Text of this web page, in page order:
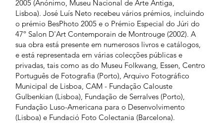
2005 (Anónimo, Museu Nacional de Arte Antiga,
Lisboa). José Luís Neto recebeu vários prémios, incluindo
o prémio BesPhoto 2005 e o Prémio Especial do Júri do
47º Salon D'Art Contemporain de Montrouge (2002). A
sua obra está presente em numerosos livros e catálogos,
e está representada em várias colecções públicas e
privadas, tais como as do Museu Folkwang, Essen, Centro
Português de Fotografia (Porto), Arquivo Fotográfico
Municipal de Lisboa, CAM - Fundação Calouste
Gulbenkian (Lisboa), Fundação de Serralves (Porto),
Fundação Luso-Americana para o Desenvolvimento
(Lisboa) e Fundació Foto Colectania (Barcelona).